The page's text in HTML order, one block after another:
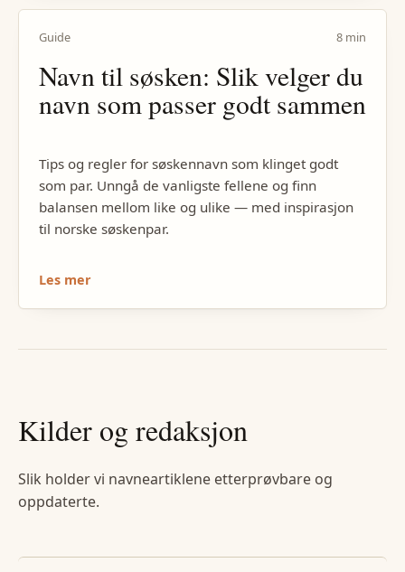
Guide 8 min
Navn til søsken: Slik velger du
navn som passer godt sammen
Tips og regler for søskennavn som klinget godt
som par. Unngå de vanligste fellene og finn
balansen mellom like og ulike — med inspirasjon
til norske søskenpar.
Les mer
Kilder og redaksjon
Slik holder vi navneartiklene etterprøvbare og
oppdaterte.